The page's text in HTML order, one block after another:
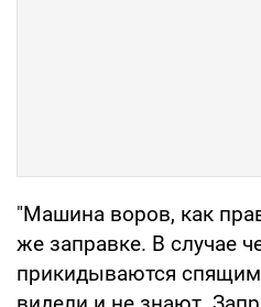
"Машина воров, как
же заправке. В случае
прикидываются